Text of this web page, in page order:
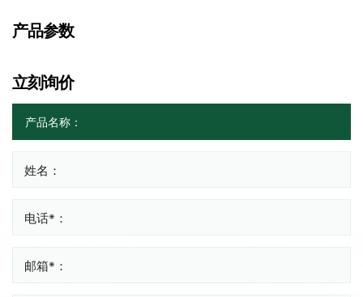
产品参数
立刻询价
姓名：
电话*：
邮箱*：